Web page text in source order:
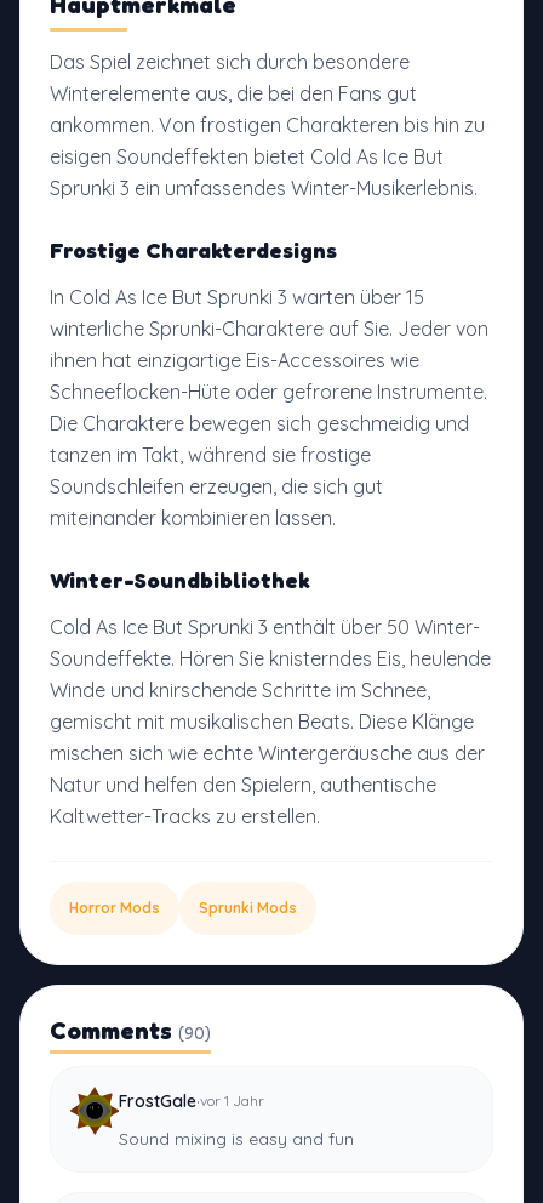
Das Spiel zeichnet sich durch besondere
Winterelemente aus, die bei den Fans gut
ankommen. Von frostigen Charakteren bis hin zu
eisigen Soundeffekten bietet Cold As Ice But
Sprunki 3 ein umfassendes Winter-Musikerlebnis.
Frostige Charakterdesigns
In Cold As Ice But Sprunki 3 warten über 15
winterliche Sprunki-Charaktere auf Sie. Jeder von
ihnen hat einzigartige Eis-Accessoires wie
Schneeflocken-Hüte oder gefrorene Instrumente.
Die Charaktere bewegen sich geschmeidig und
tanzen im Takt, während sie frostige
Soundschleifen erzeugen, die sich gut
miteinander kombinieren lassen.
Winter-Soundbibliothek
Cold As Ice But Sprunki 3 enthält über 50 Winter-
Soundeffekte. Hören Sie knisterndes Eis, heulende
Winde und knirschende Schritte im Schnee,
gemischt mit musikalischen Beats. Diese Klänge
mischen sich wie echte Wintergeräusche aus der
Natur und helfen den Spielern, authentische
Kaltwetter-Tracks zu erstellen.
Horror Mods Sprunki Mods
Comments (90)
FrostGale·vor 1 Jahr
Sound mixing is easy and fun